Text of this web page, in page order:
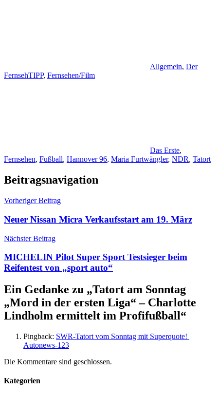
Allgemein, Der
FernsehTIPP, Fernsehen/Film
Das Erste,
Fernsehen, Fußball, Hannover 96, Maria Furtwängler, NDR, Tatort
Beitragsnavigation
Vorheriger Beitrag
Neuer Nissan Micra Verkaufsstart am 19. März
Nächster Beitrag
MICHELIN Pilot Super Sport Testsieger beim
Reifentest von „sport auto“
Ein Gedanke zu „Tatort am Sonntag
„Mord in der ersten Liga“ – Charlotte
Lindholm ermittelt im Profifußball “
Pingback: SWR-Tatort vom Sonntag mit Superquote! |
Autonews-123
Die Kommentare sind geschlossen.
Kategorien